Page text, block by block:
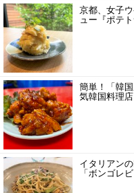
京都、女子
ュー『ポテ
簡単！「韓
気韓国料理
イタリアン
「ボンゴレ